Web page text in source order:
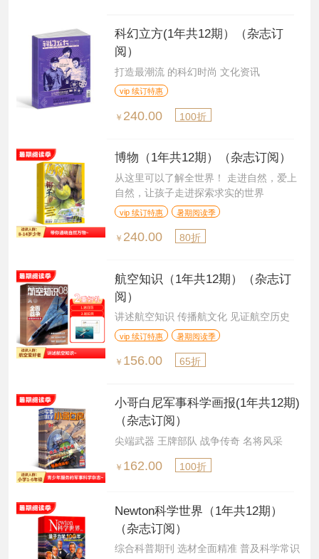
科幻立方(1年共12期）（杂志订
阅）
打造最潮流 的科幻时尚 文化资讯
vip 续订特惠
￥ 240.00 100折
博物（1年共12期）（杂志订阅）
从这里可以了解全世界！ 走进自然，爱上
自然，让孩子走进探索求实的世界
vip 续订特惠 暑期阅读季
￥ 240.00 80折
航空知识（1年共12期）（杂志订
阅）
讲述航空知识 传播航文化 见证航空历史
vip 续订特惠 暑期阅读季
￥ 156.00 65折
小哥白尼军事科学画报(1年共12期)
（杂志订阅）
尖端武器 王牌部队 战争传奇 名将风采
￥ 162.00 100折
Newton科学世界（1年共12期）
（杂志订阅）
综合科普期刊 选材全面精准 普及科学常识